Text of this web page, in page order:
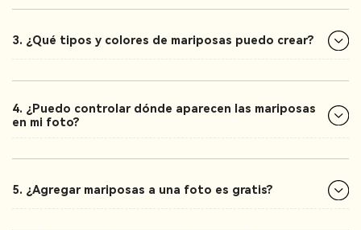
3. ¿Qué tipos y colores de mariposas puedo crear?
4. ¿Puedo controlar dónde aparecen las mariposas
en mi foto?
5. ¿Agregar mariposas a una foto es gratis?